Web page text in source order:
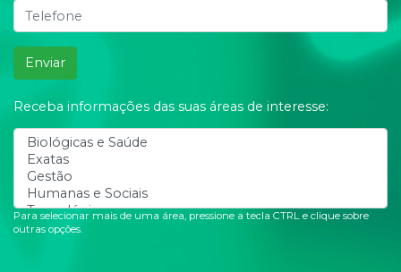
Enviar
Receba informações das suas áreas de interesse:
Para selecionar mais de uma área, pressione a tecla CTRL e clique sobre
outras opções.